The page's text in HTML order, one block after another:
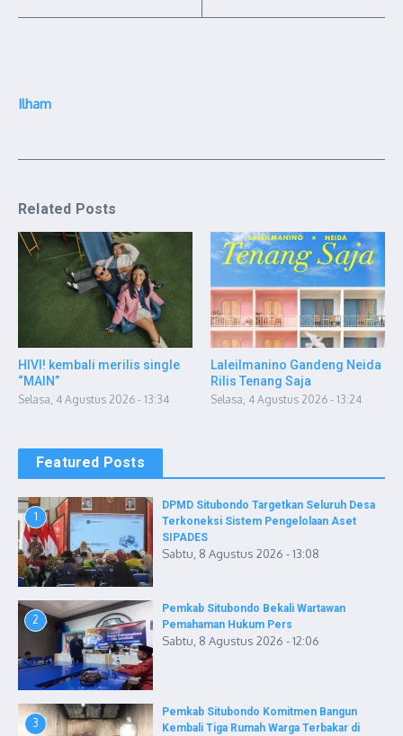
Ilham
Related Posts
HIVI! kembali merilis single
“MAIN”
Selasa, 4 Agustus 2026 - 13:34
Laleilmanino Gandeng Neida
Rilis Tenang Saja
Selasa, 4 Agustus 2026 - 13:24
Featured Posts
1
DPMD Situbondo Targetkan Seluruh Desa
Terkoneksi Sistem Pengelolaan Aset
SIPADES
Sabtu, 8 Agustus 2026 - 13:08
2
Pemkab Situbondo Bekali Wartawan
Pemahaman Hukum Pers
Sabtu, 8 Agustus 2026 - 12:06
3
Pemkab Situbondo Komitmen Bangun
Kembali Tiga Rumah Warga Terbakar di